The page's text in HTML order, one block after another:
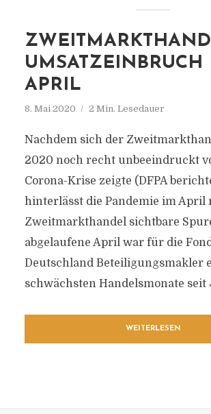
UMSATZEINBRUCH
APRIL
8. Mai 2020 2 Min. Lesedauer
Nachdem sich der
2020 noch recht unbeeindruckt
Corona-Krise zeigte (DFPA
hinterlässt die Pandemie im April
Zweitmarkthandel sichtbare
abgelaufene April war für die
Deutschland Beteiligungsmakler
schwächsten Handelsmonate seit
WEITERLESEN